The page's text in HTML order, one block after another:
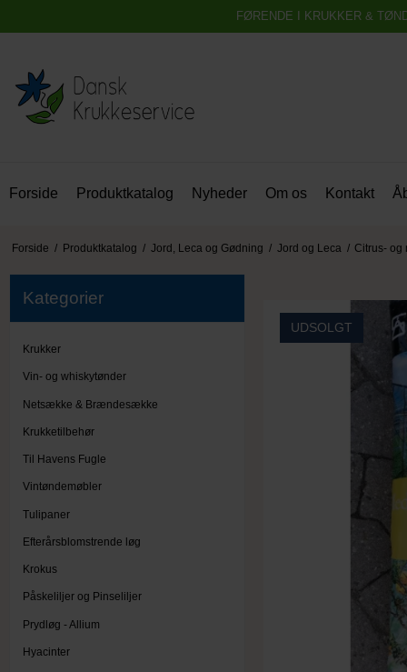
FØRENDE I KRUKKER &
Forside Produktkatalog Nyheder Om os Kontakt
Forside / Produktkatalog / Jord, Leca og Gødning / Jord og Leca / Citrus- og
Kategorier
Krukker
Vin- og whiskytønder
Netsække & Brændesække
Krukketilbehør
Til Havens Fugle
Vintøndemøbler
Tulipaner
Efterårsblomstrende løg
Krokus
Påskeliljer og Pinseliljer
Prydløg - Allium
Hyacinter
UDSOLGT